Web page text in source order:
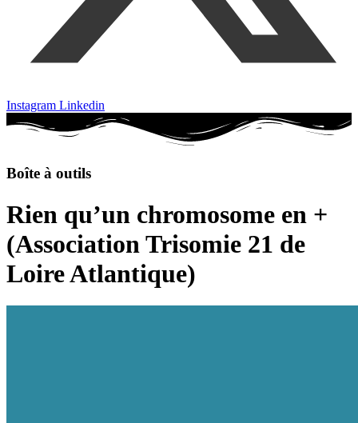
Instagram Linkedin
Boîte à outils
Rien qu’un chromosome en +
(Association Trisomie 21 de
Loire Atlantique)